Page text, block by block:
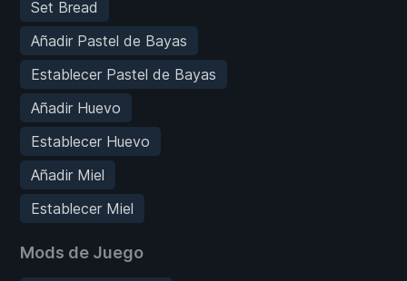
Set Bread
Añadir Pastel de Bayas
Establecer Pastel de Bayas
Añadir Huevo
Establecer Huevo
Añadir Miel
Establecer Miel
Mods de Juego